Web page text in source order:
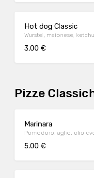
Hot dog Classic
Wurstel, maionese,
3.00 €
Pizze
Marinara
Pomodoro, aglio, olio
5.00 €